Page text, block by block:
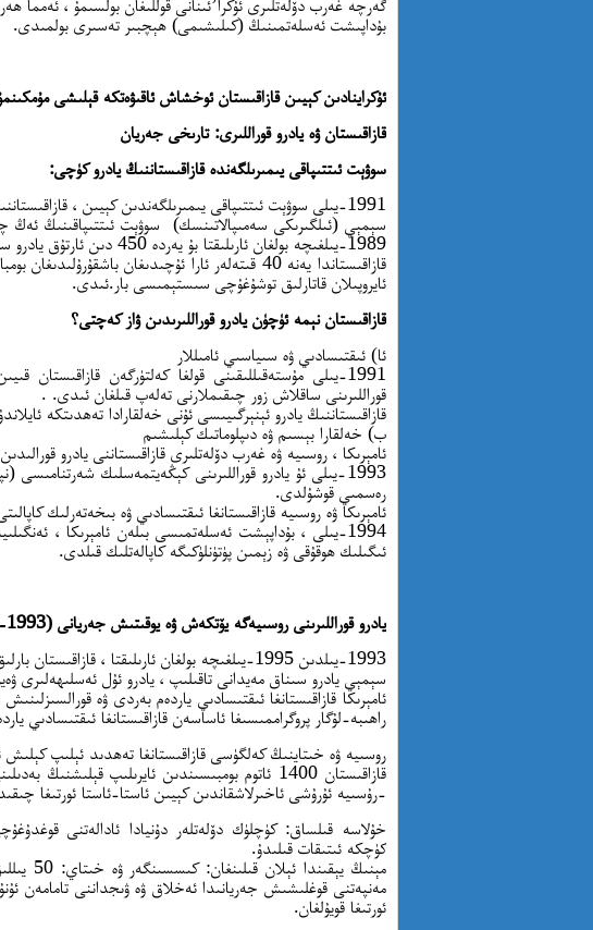
گەرچە غەرب دۆلەتلىرى ئۇكرا’ئىنانى قوللىغان بولسىمۇ ، ئەمما
بۇداپىشت ئەسلەتمىنىڭ (كىلىشىمى) ھېچبىر تەسىرى بولمىدى.
ئۇكراينادىن كېيىن قازاقىستان ئوخشاش ئاقىۋەتكە قېلىشى
قازاقىستان ۋە يادرو قوراللىرى: تارىخى جەريان
سوۋېت ئىتتىپاقى يىمىرىلگەندە قازاقىستاننىڭ يادرو كۈچى:
1991-يىلى سوۋېت ئىتتىپاقى يىمىرىلگەندىن كېيىن ، قازاقىستاننىڭ تەخمىنەن 1400 يادرو ئوق بېشى بار ئىدى.
1989-يىلغىچە بولغان ئارىلىقتا بۇ يەردە 450 دىن ئارتۇق يادرو سىنىقى ئېلىپ بېرىلغان.
ئايروپىلان قاتارلىق توشۇغۇچى سىستېمىسى بار.ئىدى.
قازاقىستان نېمە ئۈچۈن يادرو قوراللىرىدىن ۋاز كەچتى؟
ئا) ئىقتىسادىي ۋە سىياسىي ئامىللار
1991-يىلى مۇستەقىللىقىنى قولغا كەلتۈرگەن
قوراللىرىنى ساقلاش زور چىقىملارنى تەلەپ قىلغان ئىدى. .
قازاقىستاننىڭ يادرو ئېنېرگىيىسى ئۇنى خەلقارادا تەھدىتكە
ب) خەلقارا بېسىم ۋە دىپلوماتىك كېلىشىم
ئامېرىكا ، روسىيە ۋە غەرب دۆلەتلىرى قازاقىستاننى يادرو
1993-يىلى ئۇ يادرو قوراللىرىنى كېڭەيتمەسلىك
رەسمىي قوشۇلدى.
ئامېرىكا ۋە روسىيە قازاقىستانغا ئىقتىسادىي ۋە بىخەتەرلىك
1994-يىلى ، بۇداپېشت ئەسلەتمىسى بىلەن ئامېرىكا ،
ئىگىلىك ھوقۇقى ۋە زېمىن پۈتۈنلۈكىگە كاپالەتلىك قىلدى.
يادرو قوراللىرىنى روسىيەگە يۆتكەش ۋە يوقىتىش جەريانى (1993-1995):
1993-يىلدىن 1995-يىلغىچە بولغان ئارىلىقتا ، قازاقىستان بارلىق يادرو قوراللىرىنى روسىيەگە يۆتكىدى.
سېمېي يادرو سىناق مەيدانى تاقىلىپ ، يادرو ئۇل ئەسلىھەلىرى
راھىبە-لۇگار پروگراممىسىغا ئاساسەن قازاقىستانغا ئىقتىسادىي
روسىيە ۋە خىتاينىڭ كەلگۈسى قازاقىستانغا تەھدىد ئېلىپ كېلىش
قازاقىستان 1400 ئاتوم بومبىسىندىن ئايرىلىپ
-رۇسىيە ئۇرۇشى ئاخىرلاشقاندىن كېيىن ئاستا-ئاستا ئورتىغا
خۇلاسە قىلساق: كۈچلۈك دۆلەتلەر دۇنيادا ئادالەتنى
كۈچكە ئىتىقات قىلىدۇ.
مېنىڭ
مەنپەتنى قوغلىشىش جەريانىدا ئەخلاق ۋە ۋىجداننى تامامەن
ئورتىغا قويۇلغان.